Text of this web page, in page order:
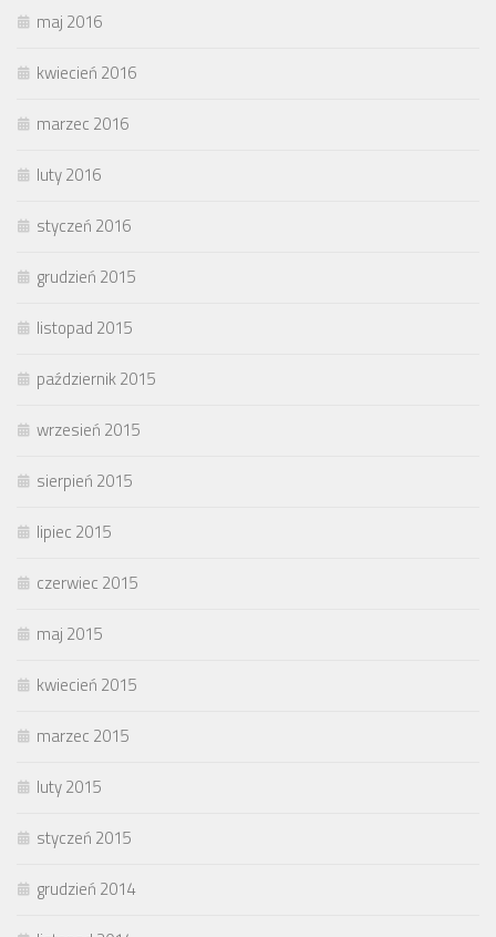
maj 2016
kwiecień 2016
marzec 2016
luty 2016
styczeń 2016
grudzień 2015
listopad 2015
październik 2015
wrzesień 2015
sierpień 2015
lipiec 2015
czerwiec 2015
maj 2015
kwiecień 2015
marzec 2015
luty 2015
styczeń 2015
grudzień 2014